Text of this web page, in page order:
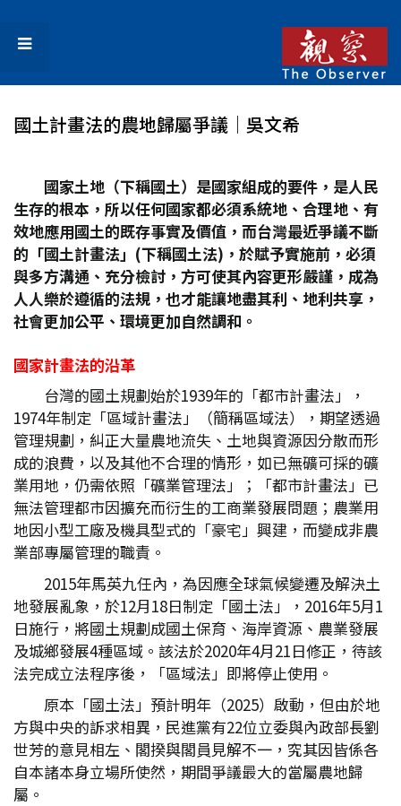
國土計畫法的農地歸屬爭議│吳文希
國家土地（下稱國土）是國家組成的要件，是人民
生存的根本，所以任何國家都必須系統地、合理地、有
效地應用國土的既存事實及價值，而台灣最近爭議不斷
的「國土計畫法」(下稱國土法) ，於賦予實施前，必須
與多方溝通、充分檢討，方可使其內容更形嚴謹，成為
人人樂於遵循的法規，也才能讓地盡其利、地利共享，
社會更加公平、環境更加自然調和。
國家計畫法的沿革
台灣的國土規劃始於1939年的「都市計畫法」，
1974年制定「區域計畫法」（簡稱區域法），期望透過
管理規劃，糾正大量農地流失、土地與資源因分散而形
成的浪費，以及其他不合理的情形，如已無礦可採的礦
業用地，仍需依照「礦業管理法」；「都市計畫法」已
無法管理都市因擴充而衍生的工商業發展問題；農業用
地因小型工廠及機具型式的「豪宅」興建，而變成非農
業部專屬管理的職責。
2015年馬英九任內，為因應全球氣候變遷及解決土
地發展亂象，於12月18日制定「國土法」，2016年5月1
日施行，將國土規劃成國土保育、海岸資源、農業發展
及城鄉發展4種區域。該法於2020年4月21日修正，待該
法完成立法程序後，「區域法」即將停止使用。
原本「國土法」預計明年（2025）啟動，但由於地
方與中央的訴求相異，民進黨有22位立委與內政部長劉
世芳的意見相左、閣揆與閣員見解不一，究其因皆係各
自本諸本身立場所使然，期間爭議最大的當屬農地歸
屬。